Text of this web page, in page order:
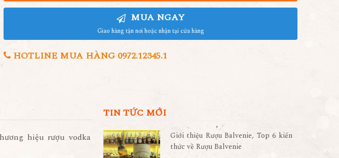
MUA NGAY
Giao hàng tận nơi hoặc nhận tại cửa hàng
HOTLINE MUA HÀNG 0972.12345.1
hiệu rượu vodka
TIN TỨC MỚI
Giới thiệu Rượu Balvenie, Top 6 kiến
thức về Rượu Balvenie